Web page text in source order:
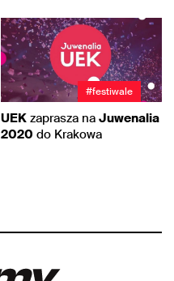
#festiwale
UEK zaprasza na Juwenalia
2020 do Krakowa